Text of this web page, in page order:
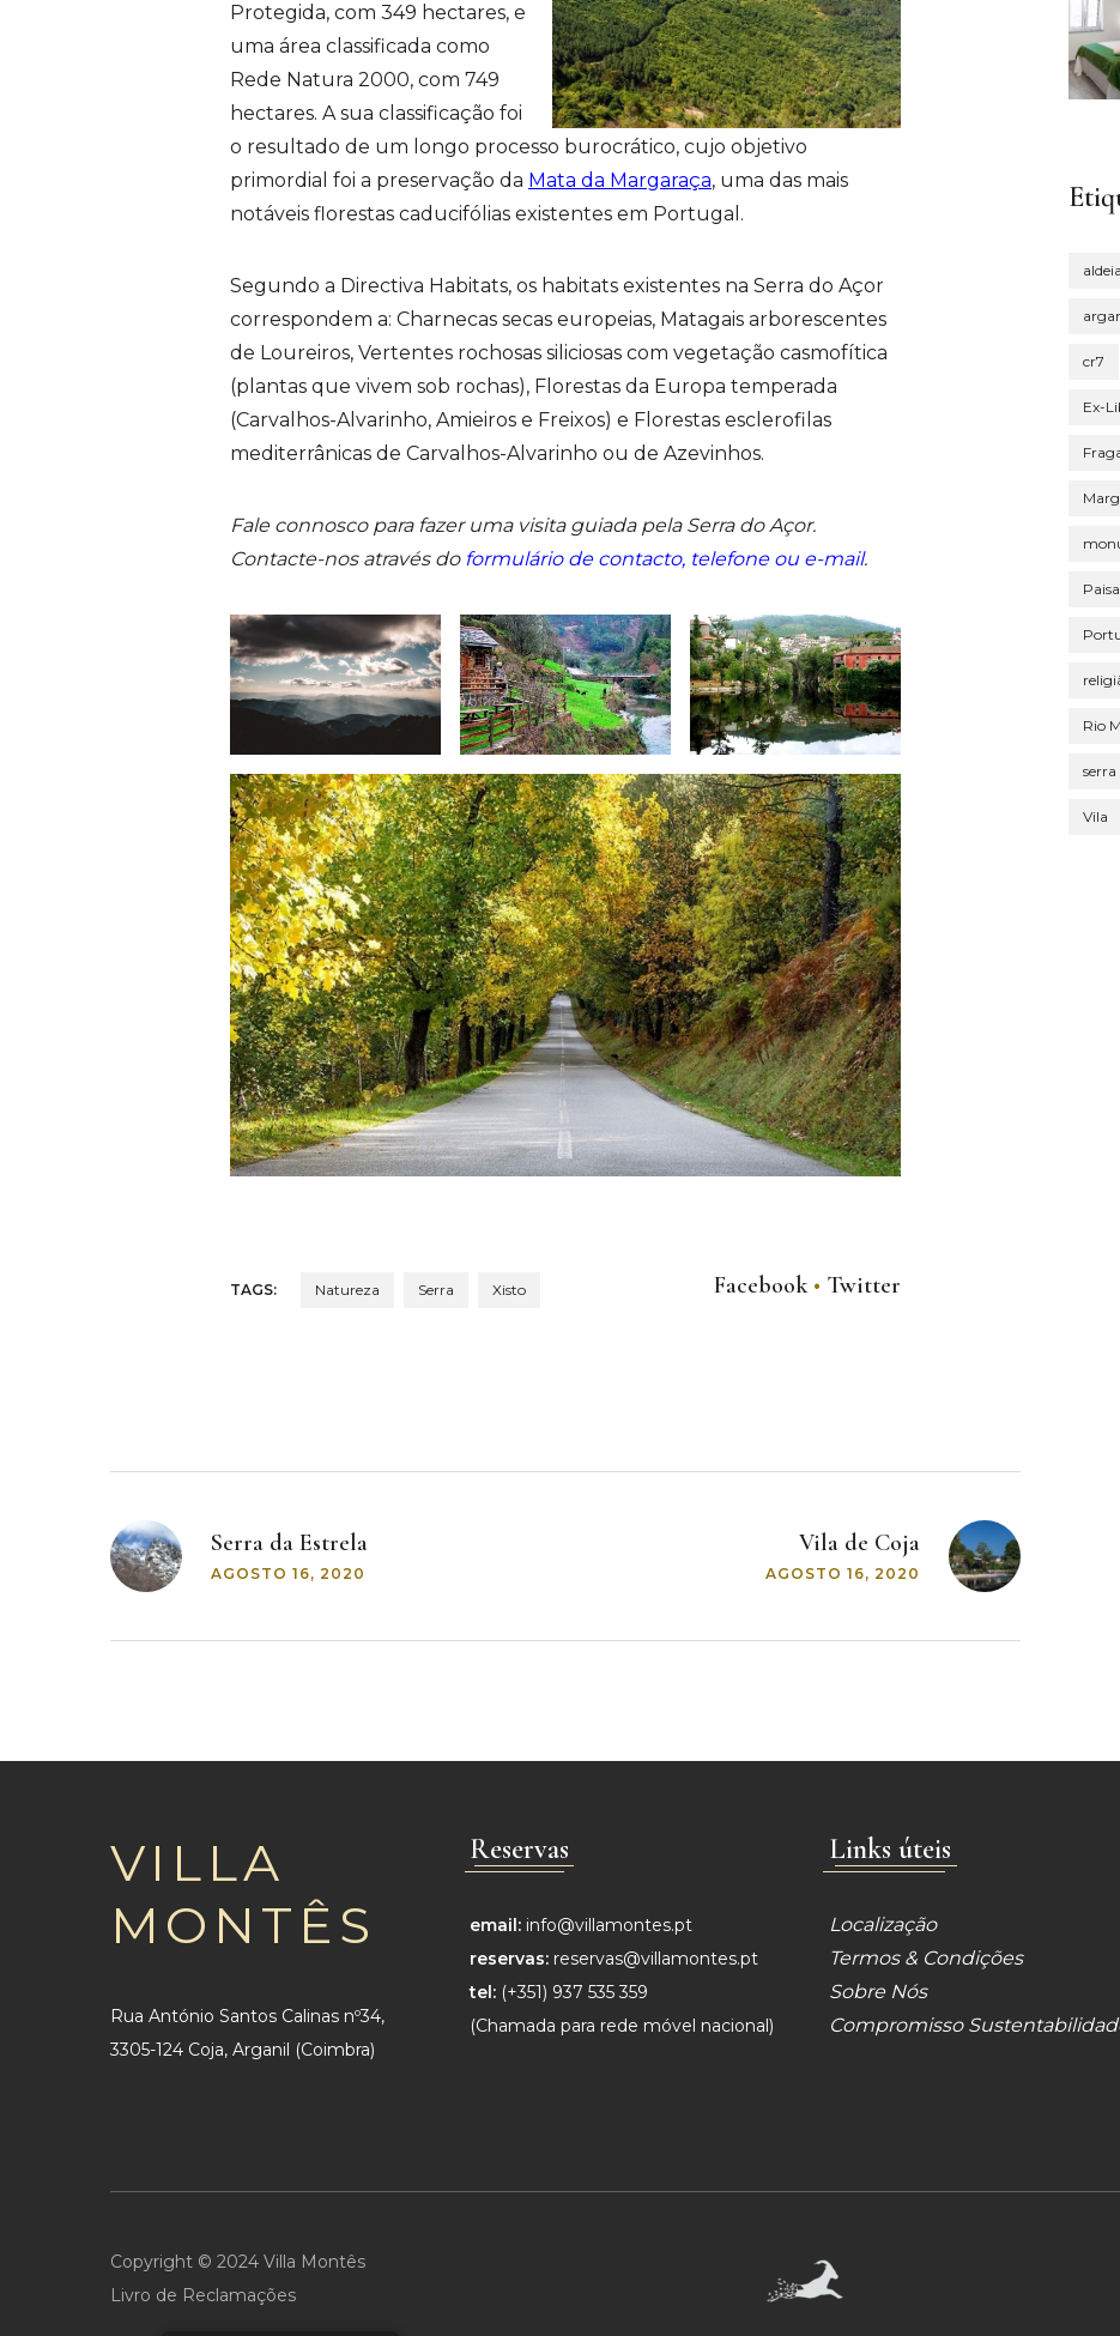
Protegida, com 349 hectares, e
uma área classificada como
Rede Natura 2000, com 749
hectares. A sua classificação foi
o resultado de um longo processo burocrático, cujo objetivo
primordial foi a preservação da Mata da Margaraça, uma das mais
notáveis florestas caducifólias existentes em Portugal.
Segundo a Directiva Habitats, os habitats existentes na Serra do Açor
correspondem a: Charnecas secas europeias, Matagais arborescentes
de Loureiros, Vertentes rochosas siliciosas com vegetação casmofítica
(plantas que vivem sob rochas), Florestas da Europa temperada
(Carvalhos-Alvarinho, Amieiros e Freixos) e Florestas esclerofilas
mediterrânicas de Carvalhos-Alvarinho ou de Azevinhos.
Fale connosco para fazer uma visita guiada pela Serra do Açor.
Contacte-nos através do formulário de contacto, telefone ou e-mail.
TAGS: Natureza Serra Xisto Facebook Twitter
Post
navigation
Serra da Estrela
AGOSTO 16, 2020
Vila de Coja
AGOSTO 16, 2020
cr7
Ex-
Rio
serra
Vila
VILLA
MONTÊS
Rua António Santos Calinas nº34,
3305-124 Coja, Arganil (Coimbra)
Reservas
email: info@villamontes.pt
reservas: reservas@villamontes.pt
tel: (+351) 937 535 359
(Chamada para rede móvel nacional)
Links úteis
Localização
Termos & Condições
Sobre Nós
Compromisso
Copyright © 2024 Villa Montês
Livro de Reclamações